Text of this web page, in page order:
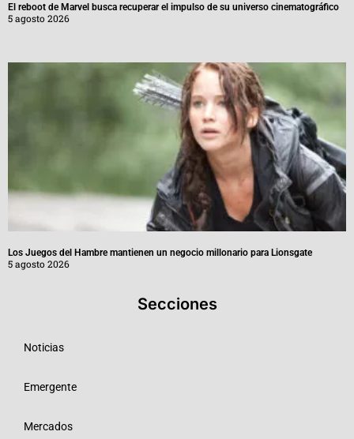
El reboot de Marvel busca recuperar el impulso de su universo cinematográfico
5 agosto 2026
Los Juegos del Hambre mantienen un negocio millonario para Lionsgate
5 agosto 2026
Secciones
Noticias
Emergente
Mercados